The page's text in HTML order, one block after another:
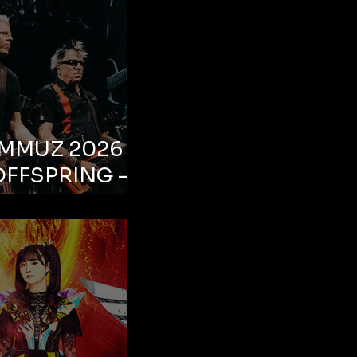
2026 –
–
Life Park